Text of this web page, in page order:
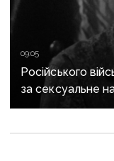
09:05
Російського
за сексуальне
відомо про